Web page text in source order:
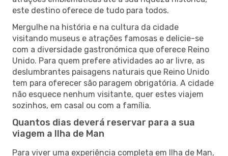
este destino oferece de tudo para todos.
Mergulhe na história e na cultura da cidade
visitando museus e atrações famosas e delicie-se
com a diversidade gastronómica que oferece Reino
Unido. Para quem prefere atividades ao ar livre, as
deslumbrantes paisagens naturais que Reino Unido
tem para oferecer são paragem obrigatória. A cidade
não esquece nenhum visitante, quer estes viajem
sozinhos, em casal ou com a família.
Quantos dias deverá reservar para a sua
viagem a Ilha de Man
Para viver uma experiência completa em Ilha de Man,